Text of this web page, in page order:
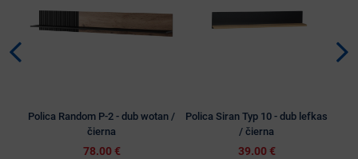
Polica Random P-2 - dub wotan /
čierna
78.00 €
Polica Siran Typ 10 - dub lefkas
/ čierna
39.00 €